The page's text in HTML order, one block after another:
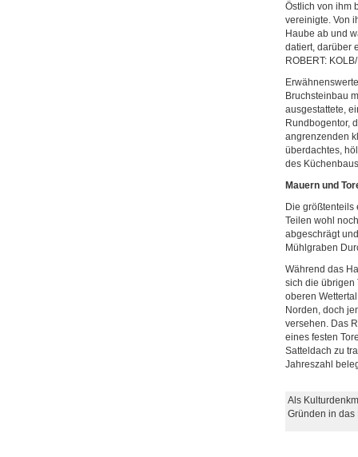
Östlich von ihm
vereinigte. Von
Haube ab und
datiert, darüber
ROBERT:
Bruchsteinbau
ausgestattete,
Rundbogentor,
angrenzenden
überdachtes,
des
Mauern und
Die größtenteils
Teilen wohl
abgeschrägt
Mühlgraben
Während das
sich die übrigen
oberen
Norden, doch
versehen. Das
eines festen
Satteldach zu
Jahreszahl
Als
Gründen in